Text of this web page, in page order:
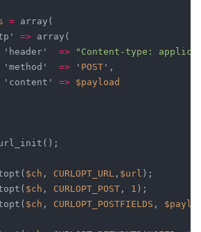
= array(
=> array(
'header'
=>
"Content-type:
'method'
=> ' POST ',
'content'
=> $payload
$ch , CURLOPT_URL , $url );
$ch , CURLOPT_POST , 1 );
$ch , CURLOPT_POSTFIELDS ,